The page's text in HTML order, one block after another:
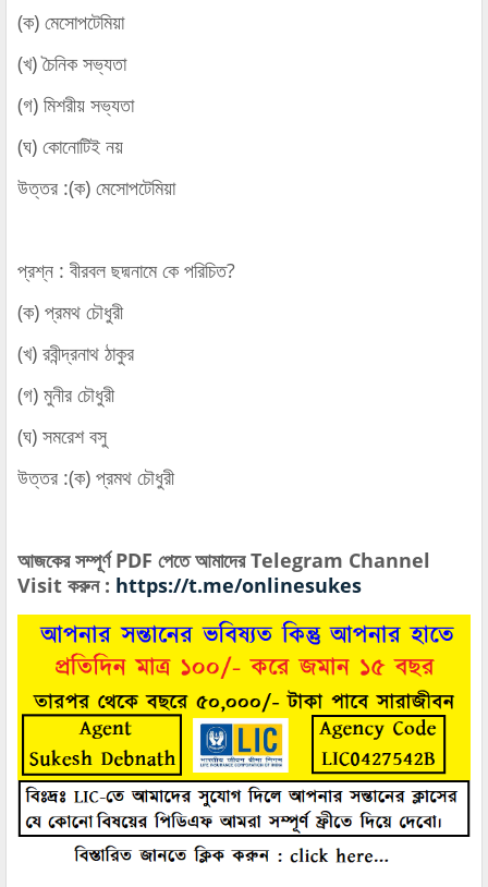
(ক) মেসোপটেমিয়া
(খ) চৈনিক সভ্যতা
(গ) মিশরীয় সভ্যতা
(ঘ) কোনোটিই নয়
উত্তর :(ক) মেসোপটেমিয়া
প্রশ্ন : বীরবল ছদ্মনামে কে পরিচিত?
(ক) প্রমথ চৌধুরী
(খ) রবীন্দ্রনাথ ঠাকুর
(গ) মুনীর চৌধুরী
(ঘ) সমরেশ বসু
উত্তর :(ক) প্রমথ চৌধুরী
আজকের সম্পূর্ণ PDF পেতে আমাদের Telegram Channel
Visit করুন : https://t.me/onlinesukes